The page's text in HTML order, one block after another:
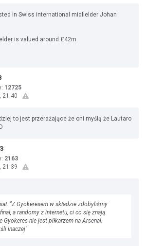
in Swiss international midfielder Johan
is valued around £42m.
12725
21:40
to jest przerażające że oni myślą że Lautaro
2163
21:39
"Z Gyokeresem w składzie zdobyliśmy
a randomy z internetu, ci co się znają
nie jest piłkarzem na Arsenal.
inaczej"